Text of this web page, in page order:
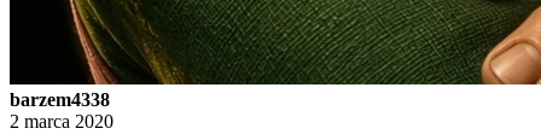
barzem4338
2 marca 2020